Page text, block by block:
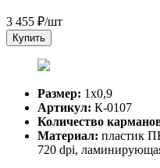
3 455 ₽/шт
Купить
Размер: 1х0,9
Артикул: К-0107
Количество
Материал: пластик
720 dpi,